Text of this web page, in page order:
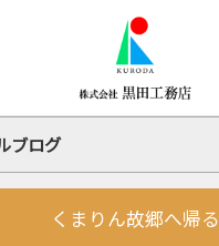
ブログ
くまりん故郷へ帰る